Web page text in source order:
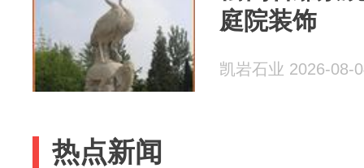
庭院装饰
凯岩石业 2026-08-
热点新闻